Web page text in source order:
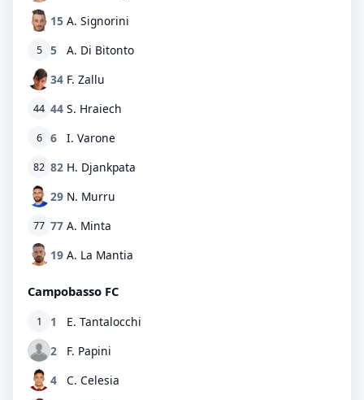
15 A. Signorini
5 5
A. Di Bitonto
34 F. Zallu
44 44 S. Hraiech
6 6 I. Varone
82 82 H. Djankpata
29 N. Murru
77 77 A. Minta
19 A. La Mantia
Campobasso FC
1 1
E. Tantalocchi
2
F. Papini
4
C. Celesia